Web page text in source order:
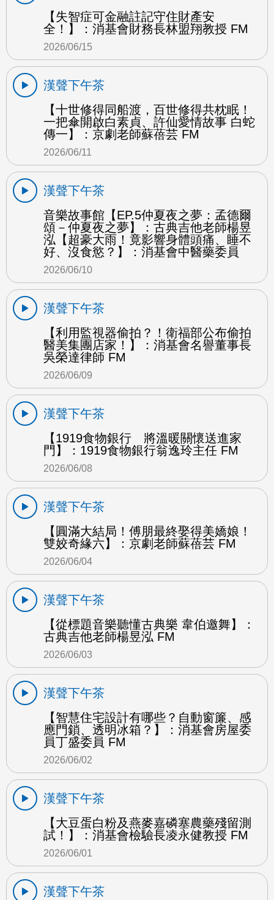
【失智症可金融註記守住財產安
全！】：消基會財務長林盟翔教授 FM
2026/06/15
漢聲下午茶
【十世修得同船渡，百世修得共枕眠！
一把傘開啟白素貞、許仙愛情故事 白蛇
傳一】：京劇老師蘇蓓芸 FM
2026/06/11
漢聲下午茶
音樂故事館【EP.5仲夏夜之夢：孟德爾
頌－仲夏夜之夢】：古典吉他老師楊昱
泓【超豪大雨！竟影響身體頭痛、睡不
好、沒食慾？】：消基會中醫藥委員
2026/06/10
漢聲下午茶
【利用監視器偷拍？！衛福部公布偷拍
醫美集團店家！】：消基會名譽董事長
吳榮達律師 FM
2026/06/09
漢聲下午茶
【1919食物銀行 將溫暖關懷送進家
門】：1919食物銀行翁逸玲主任 FM
2026/06/08
漢聲下午茶
【圓滿大結局！傅朋最終娶得美嬌娘！
雙姣奇緣六】：京劇老師蘇蓓芸 FM
2026/06/04
漢聲下午茶
【從標題音樂聽懂古典樂 韋伯邀舞】：
古典吉他老師楊昱泓 FM
2026/06/03
漢聲下午茶
【智慧住宅設計有哪些？自動窗簾、感
應門鎖、透明冰箱？】：消基會房屋委
員丁盛委員 FM
2026/06/02
漢聲下午茶
【大豆蛋白粉及燕麥嘉磷塞農藥殘留測
試！】：消基會檢驗長凌永健教授 FM
2026/06/01
漢聲下午茶